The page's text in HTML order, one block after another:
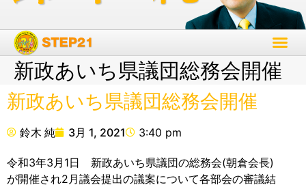
新政あいち県議団総務会開催
新政あいち県議団総務会開催
鈴木 純 3月 1, 2021 3:40 pm
令和3年3月1日 新政あいち県議団の総務会(朝倉会長)
が開催され2月議会提出の議案について各部会の審議結